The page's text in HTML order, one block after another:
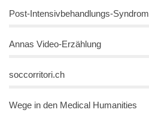
Post-Intensivbehandlungs-Syndrom
Annas Video-Erzählung
soccorritori.ch
Wege in den Medical Humanities